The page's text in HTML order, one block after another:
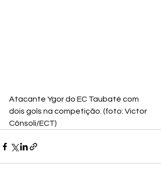
Atacante Ygor do EC Taubaté com
dois gols na competição. (foto: Victor
Cônsoli/ECT)